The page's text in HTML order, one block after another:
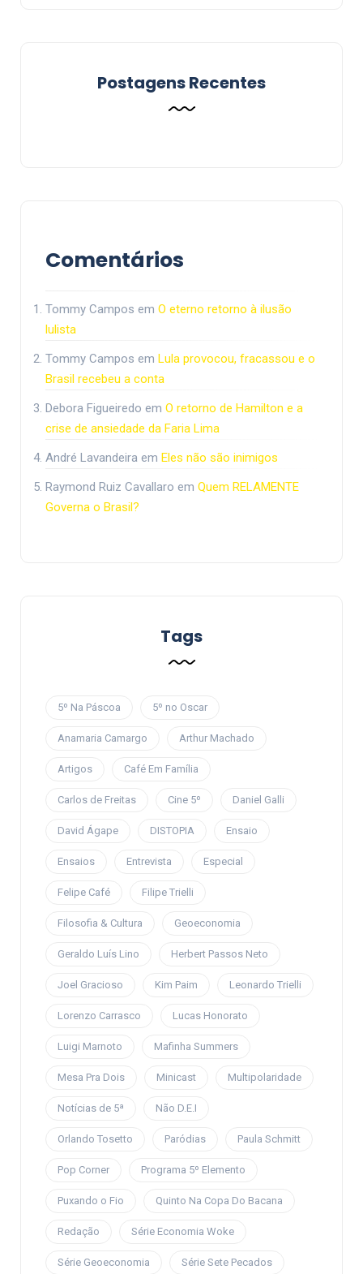
Postagens Recentes
Comentários
Tommy Campos em O eterno retorno à ilusão
lulista
Tommy Campos em Lula provocou, fracassou e o
Brasil recebeu a conta
Debora Figueiredo em O retorno de Hamilton e a
crise de ansiedade da Faria Lima
André Lavandeira em Eles não são inimigos
Raymond Ruiz Cavallaro em Quem RELAMENTE
Governa o Brasil?
Tags
5º Na Páscoa 5º no Oscar
Anamaria Camargo Arthur Machado
Artigos Café Em Família
Carlos de Freitas Cine 5º Daniel Galli
David Ágape DISTOPIA Ensaio
Ensaios Entrevista Especial
Felipe Café Filipe Trielli
Filosofia & Cultura Geoeconomia
Geraldo Luís Lino Herbert Passos Neto
Joel Gracioso Kim Paim Leonardo Trielli
Lorenzo Carrasco Lucas Honorato
Luigi Marnoto Mafinha Summers
Mesa Pra Dois Minicast Multipolaridade
Notícias de 5ª Não D.E.I
Orlando Tosetto Paródias Paula Schmitt
Pop Corner Programa 5º Elemento
Puxando o Fio Quinto Na Copa Do Bacana
Redação Série Economia Woke
Série Geoeconomia Série Sete Pecados